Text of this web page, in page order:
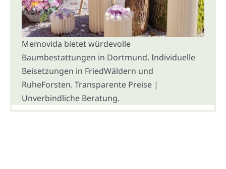
Memovida bietet würdevolle
Baumbestattungen in Dortmund. Individuelle
Beisetzungen in FriedWäldern und
RuheForsten. Transparente Preise |
Unverbindliche Beratung.